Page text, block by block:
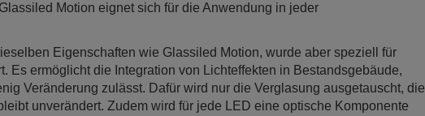
Motion eignet sich für die Anwendung in jeder
Eigenschaften wie Glassiled Motion, wurde aber speziell für
Es ermöglicht die Integration von Lichteffekten in Bestandsgebäude,
Veränderung zulässt. Dafür wird nur die Verglasung ausgetauscht, die
unverändert. Zudem wird für jede LED eine optische Komponente